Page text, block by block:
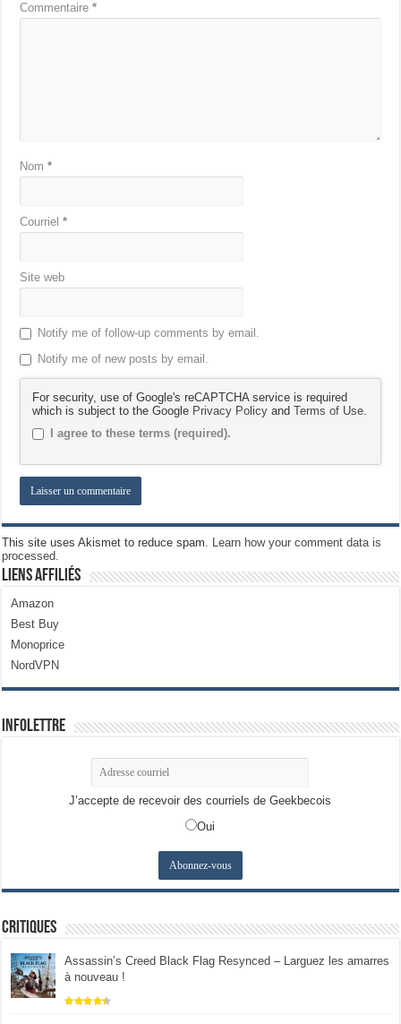
Commentaire*
Nom*
Courriel*
Site web
Notify me of follow-up comments by email.
Notify me of new posts by email.
For security, use of Google's reCAPTCHA service is required
which is subject to the Google Privacy Policy andTerms of Use.
I agree to these terms (required).
This site uses Akismet to reduce spam. Learn how your comment data is
processed.
Liens Affiliés
Amazon
Best Buy
Monoprice
NordVPN
Infolettre
J’accepte de recevoir des courriels de Geekbecois
Oui
Critiques
Assassin’s Creed Black Flag Resynced – Larguez les amarres
à nouveau !